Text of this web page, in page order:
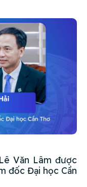
Văn Lâm được
đốc Đại học Cần